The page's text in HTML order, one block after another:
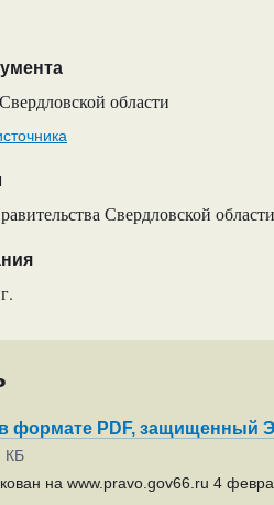
области
Свердловской
формате PDF, защищенный
КБ
на www.pravo.gov66.ru 4